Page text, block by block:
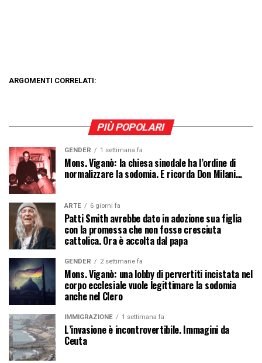
ARGOMENTI CORRELATI:
PIÙ POPOLARI
GENDER 1 settimana fa
Mons. Viganò: la chiesa sinodale ha l’ordine di
normalizzare la sodomia. E ricorda Don Milani…
ARTE 6 giorni fa
Patti Smith avrebbe dato in adozione sua figlia
con la promessa che non fosse cresciuta
cattolica. Ora è accolta dal papa
GENDER 2 settimane fa
Mons. Viganò: una lobby di pervertiti incistata nel
corpo ecclesiale vuole legittimare la sodomia
anche nel Clero
IMMIGRAZIONE 1 settimana fa
L’invasione è incontrovertibile. Immagini da
Ceuta